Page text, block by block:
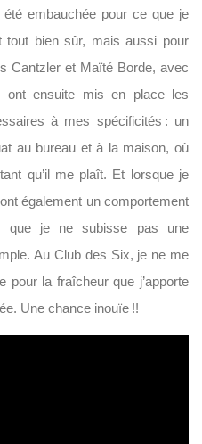
été embauchée pour ce que je
tout bien sûr, mais aussi pour
Cantzler et Maïté Borde, avec
ont ensuite mis en place les
à mes spécificités : un
au bureau et à la maison, où
qu’il me plaît. Et lorsque je
également un comportement
que je ne subisse pas une
Au Club des Six, je ne me
pour la fraîcheur que j’apporte
Une chance inouïe !!